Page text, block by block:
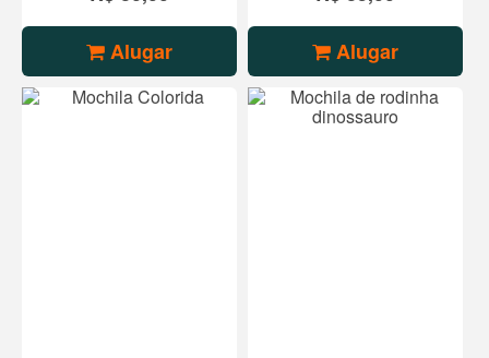
Alugar Alugar